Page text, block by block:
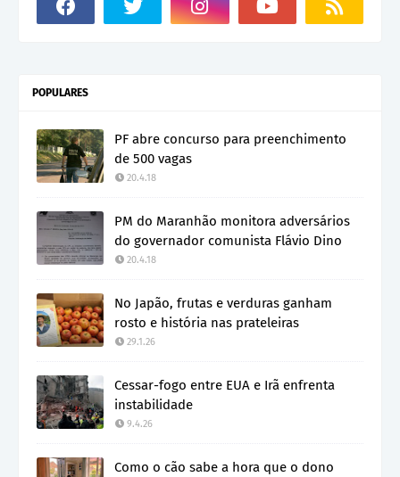
POPULARES
PF abre concurso para preenchimento
de 500 vagas
20.4.18
PM do Maranhão monitora adversários
do governador comunista Flávio Dino
20.4.18
No Japão, frutas e verduras ganham
rosto e história nas prateleiras
29.1.26
Cessar-fogo entre EUA e Irã enfrenta
instabilidade
9.4.26
Como o cão sabe a hora que o dono